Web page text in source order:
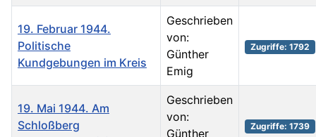
19. Februar 1944.
Politische
Kundgebungen im Kreis
Geschrieben
von:
Günther
Emig
Zugriffe: 1792
19. Mai 1944. Am
Schloßberg
Geschrieben
von:
Günther
Zugriffe: 1739